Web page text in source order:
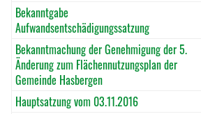
Bekanntgabe
Aufwandsentschädigungssatzung
Bekanntmachung der Genehmigung der 5.
Änderung zum Flächennutzungsplan der
Gemeinde Hasbergen
Hauptsatzung vom 03.11.2016